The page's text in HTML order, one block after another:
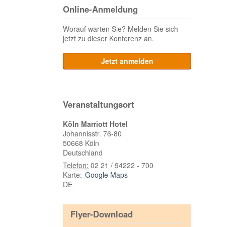
Online-Anmeldung
Worauf warten Sie? Melden Sie sich
jetzt zu dieser Konferenz an.
Jetzt anmelden
Veranstaltungsort
Köln Marriott Hotel
Johannisstr. 76-80
50668 Köln
Deutschland
Telefon: 02 21 / 94222 - 700
Karte: Google Maps
DE
Flyer-Download